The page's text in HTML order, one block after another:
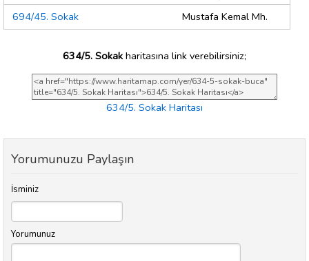
694/45. Sokak
Mustafa Kemal Mh.
634/5. Sokak haritasına link verebilirsiniz;
634/5. Sokak Haritası
Yorumunuzu Paylaşın
İsminiz
Yorumunuz